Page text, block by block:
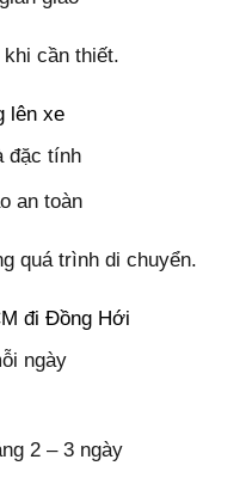
cần thiết.
lên xe
đặc tính
an toàn
quá trình di chuyển.
đi Đồng Hới
ngày
2 – 3 ngày